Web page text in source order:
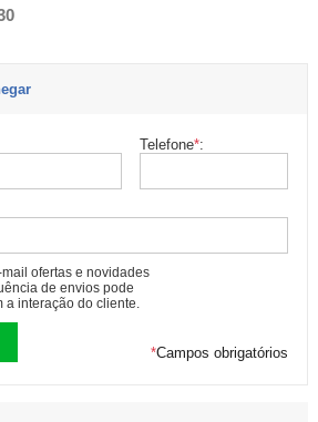
Telefone*:
ofertas e novidades
de envios pode
interação do cliente.
*Campos obrigatórios